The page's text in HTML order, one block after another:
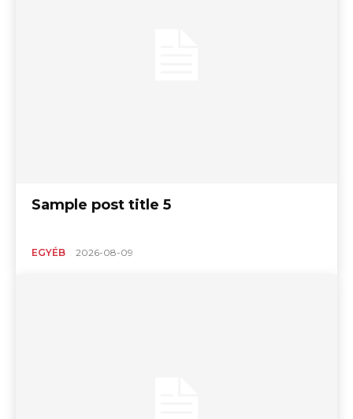
Sample post title 5
EGYÉB 2026-08-09